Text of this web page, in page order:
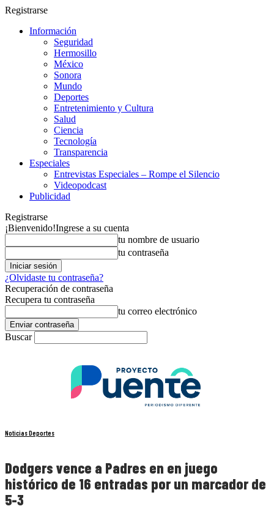
Registrarse
Información
Seguridad
Hermosillo
México
Sonora
Mundo
Deportes
Entretenimiento y Cultura
Salud
Ciencia
Tecnología
Transparencia
Especiales
Entrevistas Especiales – Rompe el Silencio
Videopodcast
Publicidad
Registrarse
¡Bienvenido!Ingrese a su cuenta
tu nombre de usuario
tu contraseña
¿Olvidaste tu contraseña?
Recuperación de contraseña
Recupera tu contraseña
tu correo electrónico
Buscar
Noticias Deportes
Dodgers vence a Padres en en juego
histórico de 16 entradas por un marcador de
5-3